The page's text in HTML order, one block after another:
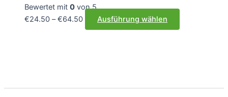
Bewertet mit 0 von 5
€24.50 –€64.50Preisspanne:
€24.50
Ausführung wählen
Produkt
Die